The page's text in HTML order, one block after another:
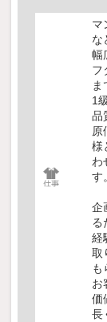
マ
な
幅
フ
ま
1
品
原
様
わ
す。
企
る
経
取
も
お
価
長